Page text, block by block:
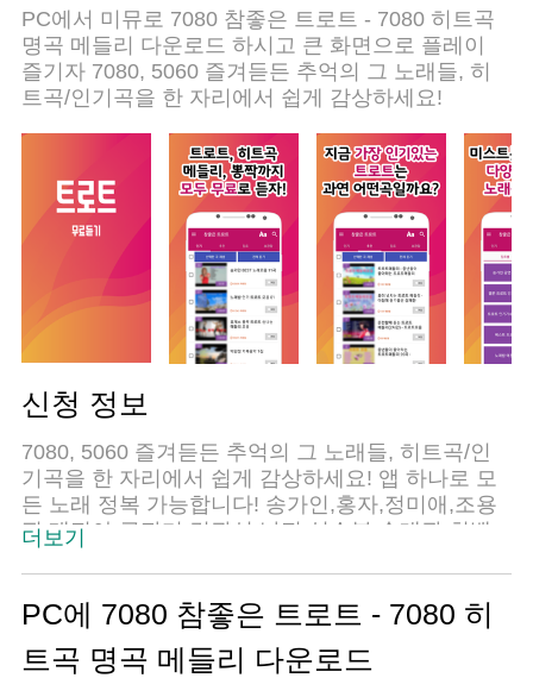
PC에서 미뮤로 7080 참좋은 트로트 - 7080 히트곡
명곡 메들리 다운로드 하시고 큰 화면으로 플레이
즐기자 7080, 5060 즐겨듣든 추억의 그 노래들, 히
트곡/인기곡을 한 자리에서 쉽게 감상하세요!
신청 정보
7080, 5060 즐겨듣든 추억의 그 노래들, 히트곡/인
기곡을 한 자리에서 쉽게 감상하세요! 앱 하나로 모
든 노래 정복 가능합니다! 송가인,홍자,정미애,조용
필,태진아,금잔디,김광석,남진,심수봉,송대관,최백
영상, 노래방애창곡, 7080발라드,올드팝송, 추억의
명곡들 다양한 장르도 한번에 감상이 가능합니다. #
부모님께 선물해드리기 좋은앱 # 한번 설치로 영상
더보기
PC에 7080 참좋은 트로트 - 7080 히
트곡 명곡 메들리 다운로드